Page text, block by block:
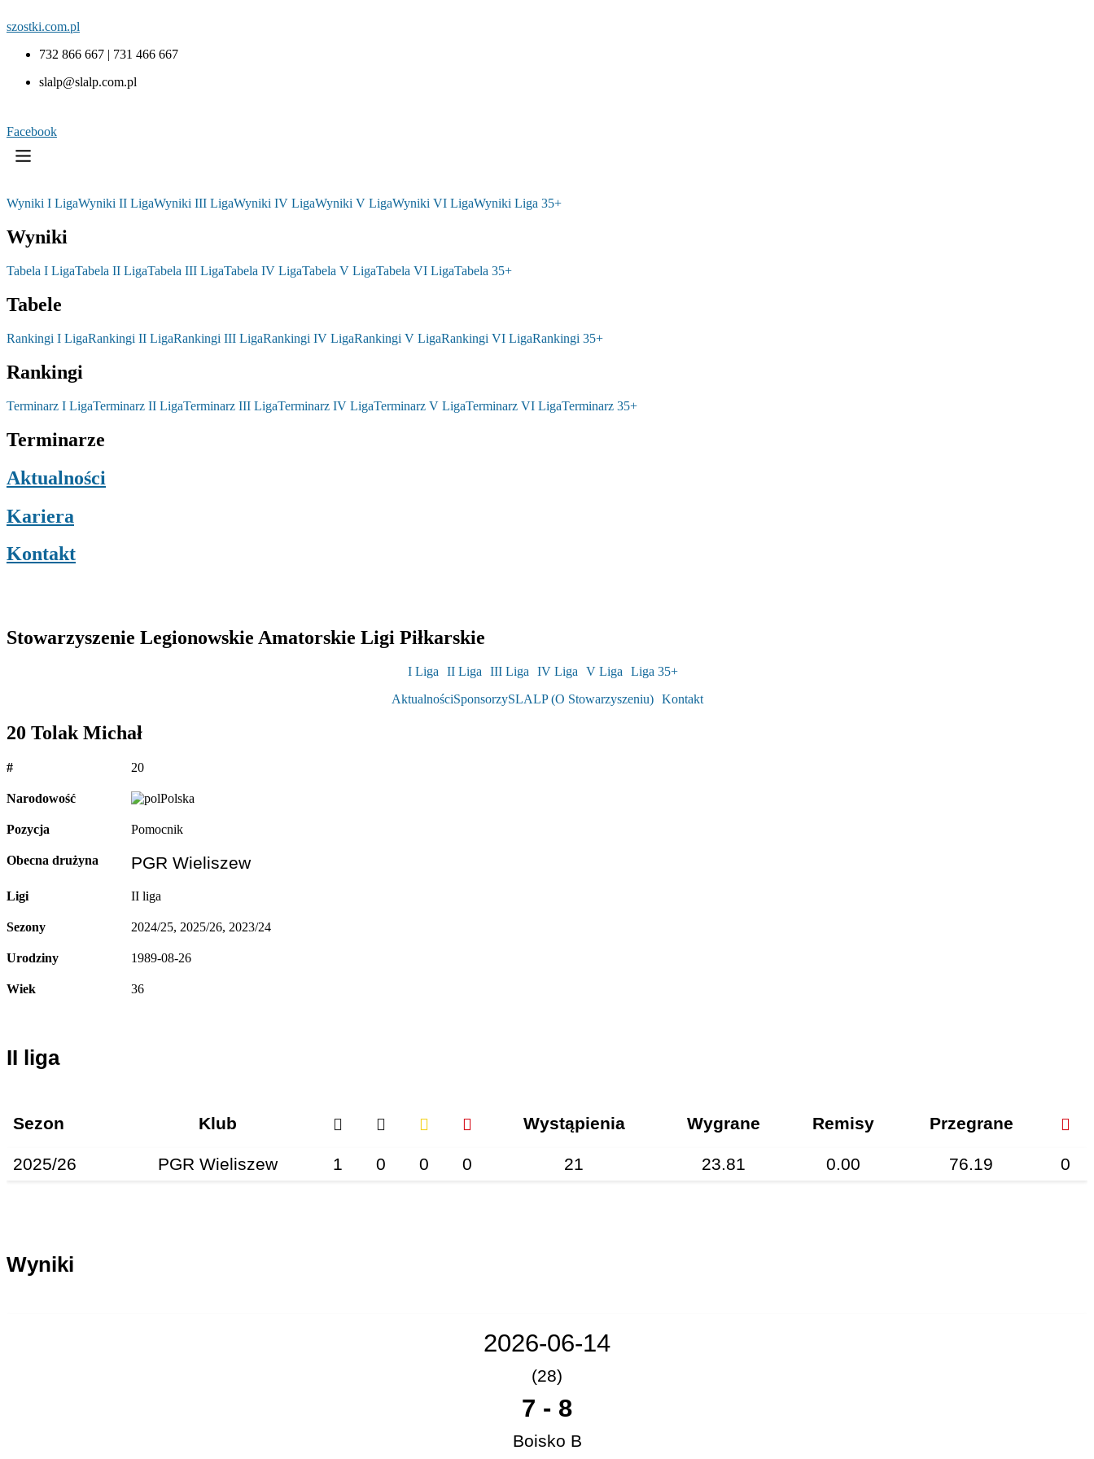
szostki.com.pl
732 866 667 | 731 466 667
slalp@slalp.com.pl
Facebook
Wyniki I LigaWyniki II LigaWyniki III LigaWyniki IV LigaWyniki V LigaWyniki VI LigaWyniki Liga 35+
Wyniki
Tabela I LigaTabela II LigaTabela III LigaTabela IV LigaTabela V LigaTabela VI LigaTabela 35+
Tabele
Rankingi I LigaRankingi II LigaRankingi III LigaRankingi IV LigaRankingi V LigaRankingi VI LigaRankingi 35+
Rankingi
Terminarz I LigaTerminarz II LigaTerminarz III LigaTerminarz IV LigaTerminarz V LigaTerminarz VI LigaTerminarz 35+
Terminarze
Aktualności
Kariera
Kontakt
Stowarzyszenie Legionowskie Amatorskie Ligi Piłkarskie
I Liga II Liga III Liga IV Liga V Liga
Liga 35+
AktualnościSponsorzySLALP (O Stowarzyszeniu) Kontakt
20 Tolak Michał
# 20
Narodowość Polska
Pozycja Pomocnik
Obecna drużyna PGR Wieliszew
Ligi II liga
Sezony 2024/25, 2025/26, 2023/24
Urodziny 1989-08-26
Wiek 36
II liga
Sezon Klub Wystąpienia Wygrane Remisy Przegrane
2025/26 PGR Wieliszew 1 0 0 0 21 23.81 0.00 76.19 0
Wyniki
2026-06-14
(28)
7 - 8
Boisko B